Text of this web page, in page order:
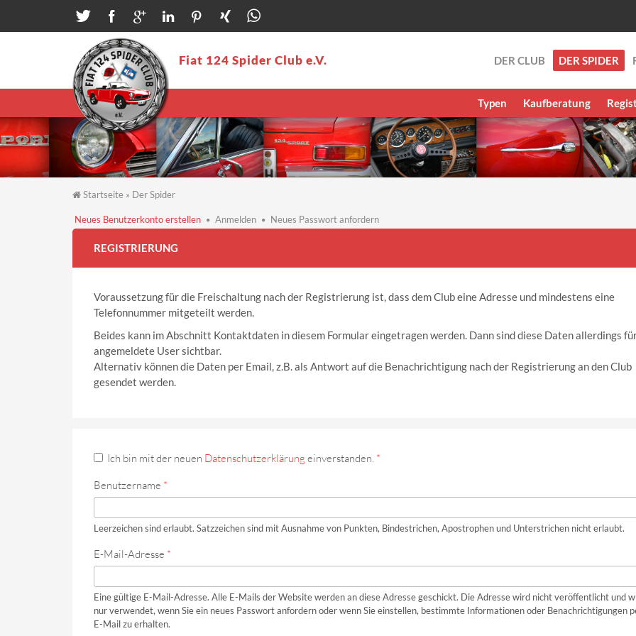
Direkt zum Inhalt
Fiat 124 Spider Club e.V. DER CLUB DER SPIDER
Typen Kaufberatung
Sie sind hier
Startseite » Der Spider
Haupt-Reiter
Neues Benutzerkonto erstellen (aktiver
Reiter)
Anmelden Neues Passwort anfordern
REGISTRIERUNG
Voraussetzung für die Freischaltung nach der Registrierung ist, dass dem Club eine Adresse und mindestens eine
Telefonnummer mitgeteilt werden.
Beides kann im Abschnitt Kontaktdaten in diesem Formular eingetragen werden. Dann sind diese Daten allerdings
angemeldete User sichtbar.
Alternativ können die Daten per Email, z.B. als Antwort auf die Benachrichtigung nach der Registrierung an den Club
gesendet werden.
Ich bin mit der neuen Datenschutzerklärung einverstanden. *
Benutzername *
Leerzeichen sind erlaubt. Satzzeichen sind mit Ausnahme von Punkten, Bindestrichen, Apostrophen und Unterstrichen nicht erlaubt.
E-Mail-Adresse *
Eine gültige E-Mail-Adresse. Alle E-Mails der Website werden an diese Adresse geschickt. Die Adresse wird nicht veröffentlicht und
nur verwendet, wenn Sie ein neues Passwort anfordern oder wenn Sie einstellen, bestimmte Informationen oder Benachrichtigungen
E-Mail zu erhalten.